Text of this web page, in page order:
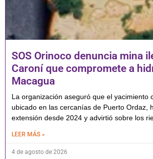
SOS Orinoco denuncia mina
Caroní que compromete a
Macagua
La organización aseguró que el yacimiento
ubicado en las cercanías de Puerto Ordaz,
extensión desde 2024 y advirtió sobre los
LEER MÁS »
4 de agosto de 2026